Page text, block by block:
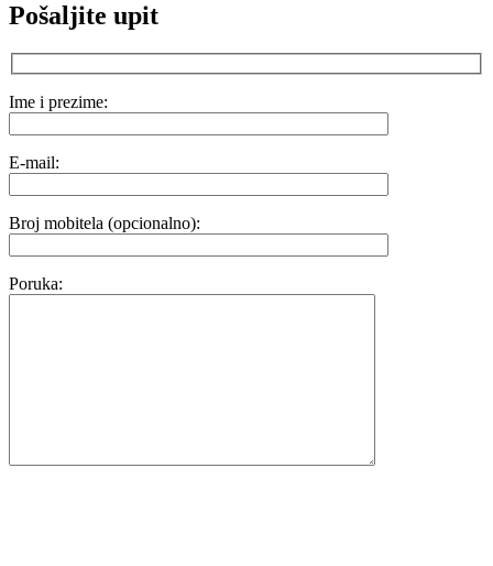
Pošaljite upit
Ime i prezime:
E-mail:
Broj mobitela (opcionalno):
Poruka: